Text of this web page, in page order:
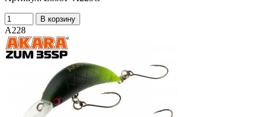
В корзину
A228